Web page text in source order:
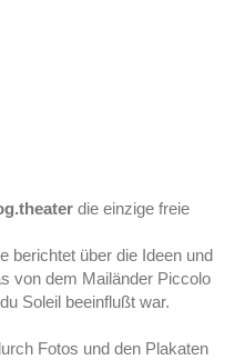
die einzige freie
berichtet über die Ideen und
von dem Mailänder Piccolo
Soleil beeinflußt war.
Fotos und den Plakaten